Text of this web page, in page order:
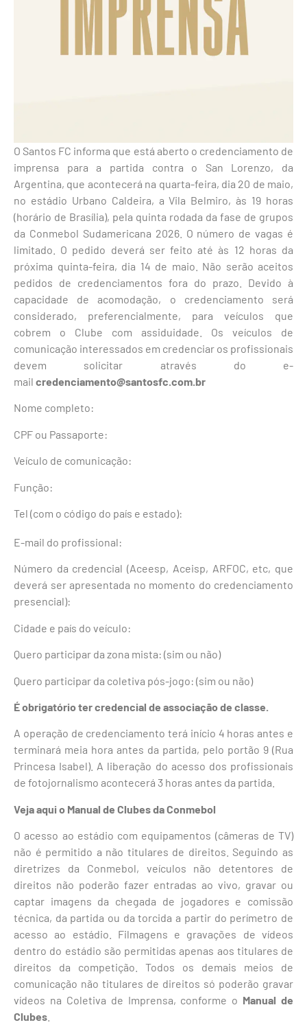
O Santos FC informa que está aberto o credenciamento de
imprensa para a partida contra o San Lorenzo, da
Argentina, que acontecerá na quarta-feira, dia 20 de maio,
no estádio Urbano Caldeira, a Vila Belmiro, às 19 horas
(horário de Brasília), pela quinta rodada da fase de grupos
da Conmebol Sudamericana 2026. O número de vagas é
limitado. O pedido deverá ser feito até às 12 horas da
próxima quinta-feira, dia 14 de maio. Não serão aceitos
pedidos de credenciamentos fora do prazo. Devido à
capacidade de acomodação, o credenciamento será
considerado, preferencialmente, para veículos que
cobrem o Clube com assiduidade. Os veículos de
comunicação interessados em credenciar os profissionais
devem solicitar através do e-
mail credenciamento@santosfc.com.br
Nome completo:
CPF ou Passaporte:
Veículo de comunicação:
Função:
Tel (com o código do país e estado):
E-mail do profissional:
Número da credencial (Aceesp, Aceisp, ARFOC, etc, que
deverá ser apresentada no momento do credenciamento
presencial):
Cidade e país do veículo:
Quero participar da zona mista: (sim ou não)
Quero participar da coletiva pós-jogo: (sim ou não)
É obrigatório ter credencial de associação de classe.
A operação de credenciamento terá início 4 horas antes e
terminará meia hora antes da partida, pelo portão 9 (Rua
Princesa Isabel). A liberação do acesso dos profissionais
de fotojornalismo acontecerá 3 horas antes da partida.
Veja aqui o Manual de Clubes da Conmebol
O acesso ao estádio com equipamentos (câmeras de TV)
não é permitido a não titulares de direitos. Seguindo as
diretrizes da Conmebol, veículos não detentores de
direitos não poderão fazer entradas ao vivo, gravar ou
captar imagens da chegada de jogadores e comissão
técnica, da partida ou da torcida a partir do perímetro de
acesso ao estádio. Filmagens e gravações de vídeos
dentro do estádio são permitidas apenas aos titulares de
direitos da competição. Todos os demais meios de
comunicação não titulares de direitos só poderão gravar
vídeos na Coletiva de Imprensa, conforme o Manual de
Clubes